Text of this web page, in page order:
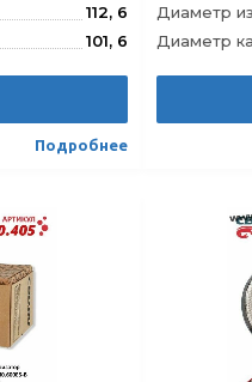
112, 6
101, 6
112.120.600E5-B
4610121392937
Подробнее
Модель